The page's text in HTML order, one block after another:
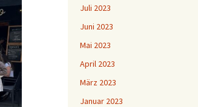
Juli 2023
Juni 2023
Mai 2023
April 2023
März 2023
Januar 2023